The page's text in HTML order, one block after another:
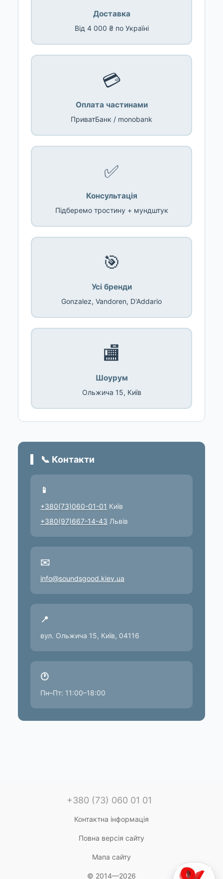
Доставка
Від 4 000 ₴ по Україні
💳
Оплата частинами
ПриватБанк / monobank
✅
Консультація
Підберемо тростину + мундштук
🎯
Усі бренди
Gonzalez, Vandoren, D'Addario
🏬
Шоурум
Ольжича 15, Київ
📞 Контакти
📱
+380(73)060-01-01 Київ
+380(97)667-14-43 Львів
✉️
info@soundsgood.kiev.ua
📍
вул. Ольжича 15, Київ, 04116
🕐
Пн–Пт: 11:00–18:00
+380 (73) 060 01 01
Контактна інформація
Повна версія сайту
Мапа сайту
© 2014—2026